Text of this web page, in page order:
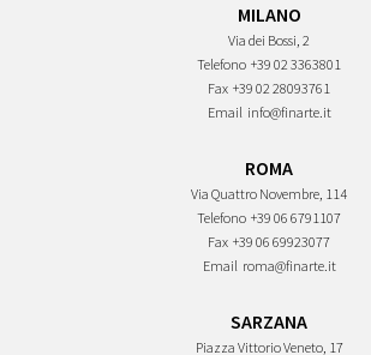
MILANO
Via dei Bossi, 2
Telefono +39 02 3363801
Fax +39 02 28093761
Email info@finarte.it
ROMA
Via Quattro Novembre, 114
Telefono +39 06 6791107
Fax +39 06 69923077
Email roma@finarte.it
SARZANA
Piazza Vittorio Veneto, 17